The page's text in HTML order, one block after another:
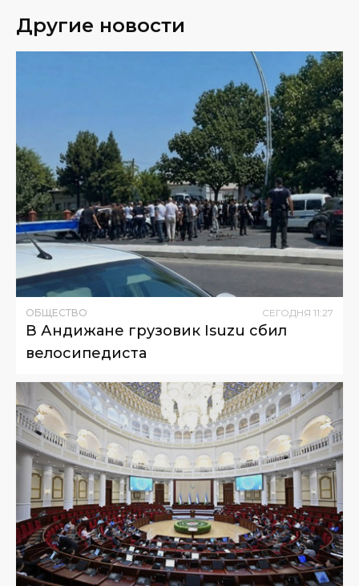
Другие новости
ОБЩЕСТВО СЕГОДНЯ 11:27
В Андижане грузовик Isuzu сбил
велосипедиста